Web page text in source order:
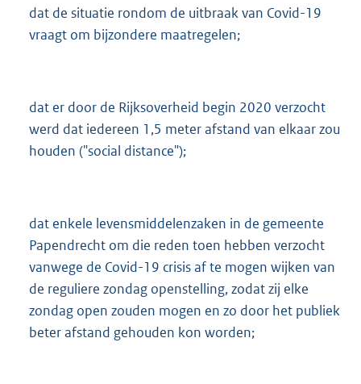
dat de situatie rondom de uitbraak van Covid-19
vraagt om bijzondere maatregelen;
dat er door de Rijksoverheid begin 2020 verzocht
werd dat iedereen 1,5 meter afstand van elkaar zou
houden ("social distance");
dat enkele levensmiddelenzaken in de gemeente
Papendrecht om die reden toen hebben verzocht
vanwege de Covid-19 crisis af te mogen wijken van
de reguliere zondag openstelling, zodat zij elke
zondag open zouden mogen en zo door het publiek
beter afstand gehouden kon worden;